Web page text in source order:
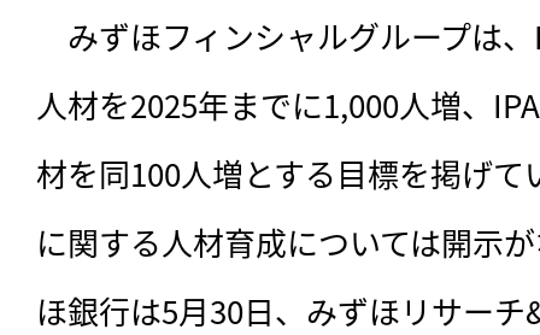
みずほフィンシャルグループは
人材を2025年までに1,000人増、
材を同100人増とする目標を掲げ
に関する人材育成については開示
ほ銀行は5月30日、みずほリサー